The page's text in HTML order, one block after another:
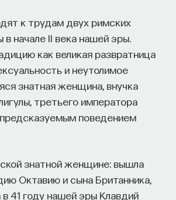
к трудам двух римских
в начале II века нашей эры.
как великая развратница
и неутолимое
знатная женщина, внучка
третьего императора
поведением
знатной женщине: вышла
Октавию и сына Британника,
41 году нашей эры Клавдий